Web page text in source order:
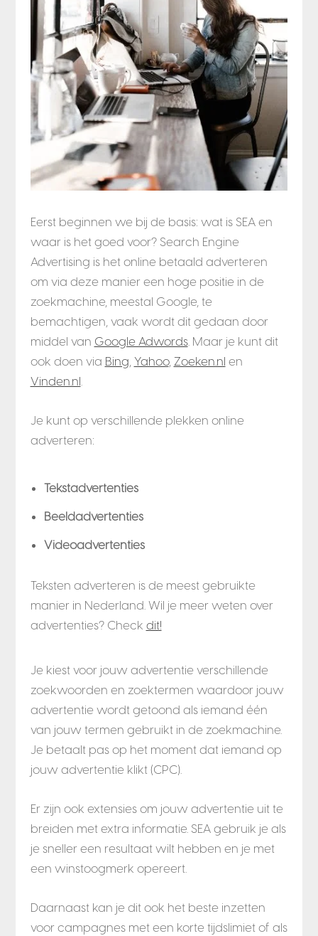
Eerst beginnen we bij de basis: wat is SEA en
waar is het goed voor? Search Engine
Advertising is het online betaald adverteren
om via deze manier een hoge positie in de
zoekmachine, meestal Google, te
bemachtigen, vaak wordt dit gedaan door
middel van Google Adwords. Maar je kunt dit
ook doen via Bing, Yahoo, Zoeken.nl en
Vinden.nl.
Je kunt op verschillende plekken online
adverteren:
Tekstadvertenties
Beeldadvertenties
Videoadvertenties
Teksten adverteren is de meest gebruikte
manier in Nederland. Wil je meer weten over
advertenties? Check dit!
Je kiest voor jouw advertentie verschillende
zoekwoorden en zoektermen waardoor jouw
advertentie wordt getoond als iemand één
van jouw termen gebruikt in de zoekmachine.
Je betaalt pas op het moment dat iemand op
jouw advertentie klikt (CPC).
Er zijn ook extensies om jouw advertentie uit te
breiden met extra informatie. SEA gebruik je als
je sneller een resultaat wilt hebben en je met
een winstoogmerk opereert.
Daarnaast kan je dit ook het beste inzetten
voor campagnes met een korte tijdslimiet of als